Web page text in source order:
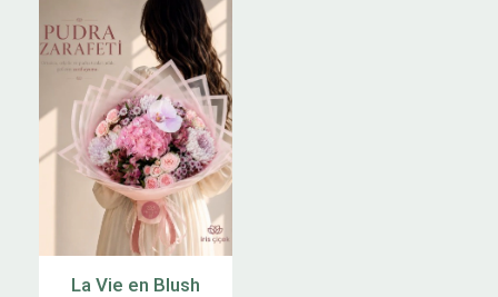
La Vie en Blush